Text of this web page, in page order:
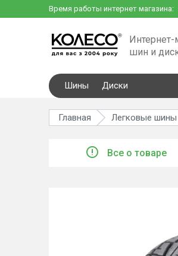
Время работы интернет магазина:
Интернет-
шин и
Шины Диски
Главная Легковые шины
Все о товаре